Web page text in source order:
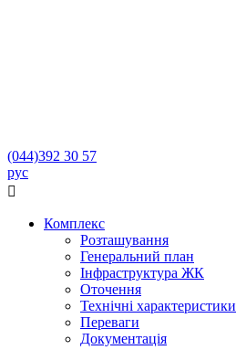
(044)392 30 57
рус

Комплекс
Розташування
Генеральний план
Інфраструктура ЖК
Оточення
Технічні характеристики
Переваги
Документація